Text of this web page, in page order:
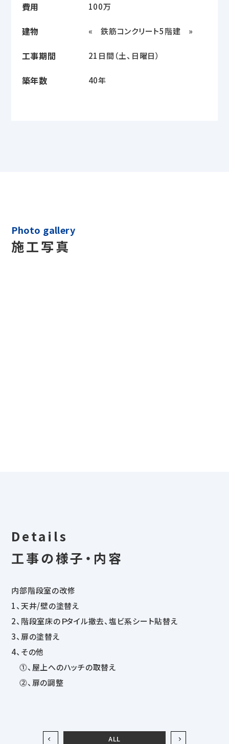
費用 100万
建物 « 鉄筋コンクリート5階建 »
工事期間 21日間（土、日曜日）
築年数 40年
Photo gallery
施工写真
Details
工事の様子・内容
内部階段室の改修
1、天井/壁の塗替え
2、階段室床のＰタイル撤去、塩ビ系シート貼替え
3、扉の塗替え
4、その他
⓵、屋上へのハッチの取替え
⓶、扉の調整
ALL